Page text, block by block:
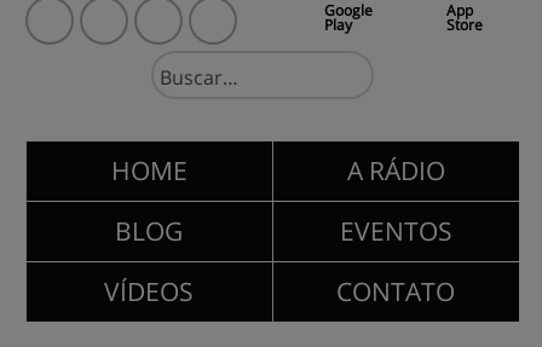
App
Store
Google
Play
HOME
A RÁDIO
BLOG
EVENTOS
VÍDEOS
CONTATO